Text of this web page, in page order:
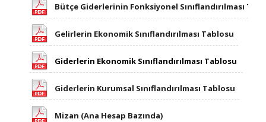
​ Bütçe Giderlerinin Fonksiyonel Sınıflandırılması
Gelirlerin Ekonomik Sınıflandırılması Tablosu
Giderlerin Ekonomik Sınıflandırılması Tablosu
Giderlerin Kurumsal Sınıflandırılması Tablosu
Mizan (Ana Hesap Bazında)